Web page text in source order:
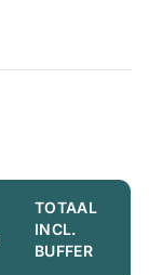
TOTAAL
INCL.
BUFFER